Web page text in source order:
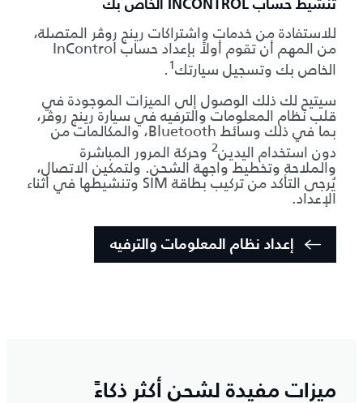
تنشيط حساب INCONTROL الخاص بك
للاستفادة من خدمات واشتراكات رينج روڤر المتصلة،
من المهم أن تقوم أولاً بإعداد حساب InControl
الخاص بك وتسجيل سيارتك1
.
سيتيح لك ذلك الوصول إلى الميزات الموجودة في
قلب نظام المعلومات والترفيه في سيارة رينج روڤر،
بما في ذلك وسائط Bluetooth، والمكالمات من
دون استخدام اليدين2 وحركة المرور المباشرة
والملاحة وتخطيط واجهة الشحن. ولتمكين الاتصال،
يُرجى التأكد من تركيب بطاقة SIM وتنشيطها في أثناء
الإعداد.
إعداد نظام المعلومات والترفيه
ميزات مفيدة لشحن أكثر ذكاءً